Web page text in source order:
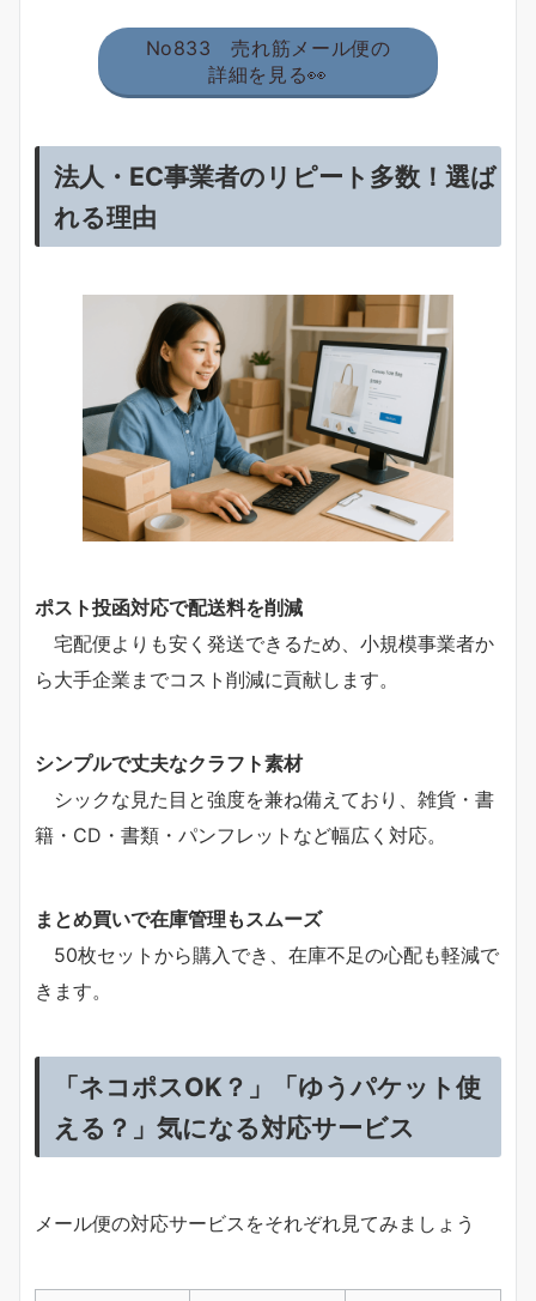
No833 売れ筋メール便の
詳細を見る👀
法人・EC事業者のリピート多数！選ば
れる理由
ポスト投函対応で配送料を削減
宅配便よりも安く発送できるため、小規模事業者か
ら大手企業までコスト削減に貢献します。
シンプルで丈夫なクラフト素材
シックな見た目と強度を兼ね備えており、雑貨・書
籍・CD・書類・パンフレットなど幅広く対応。
まとめ買いで在庫管理もスムーズ
50枚セットから購入でき、在庫不足の心配も軽減で
きます。
「ネコポスOK？」「ゆうパケット使
える？」気になる対応サービス
メール便の対応サービスをそれぞれ見てみましょう